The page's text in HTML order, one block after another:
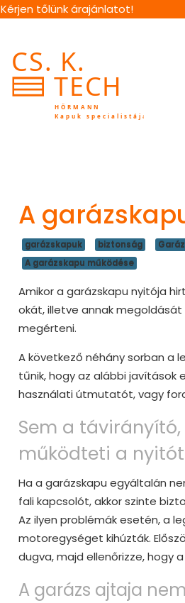
Kérjen tőlünk árajánlatot!
A
garázskapuk biztonság
A garázskapu működése
Amikor a garázskapu nyitója
okát, illetve annak
megérteni.
A következő néhány sorban a
tűnik, hogy az alábbi javítások
használati útmutatót, vagy
Sem a
működteti a nyitót
Ha a garázskapu egyáltalán
fali kapcsolót, akkor szinte
Az ilyen problémák esetén, a
motoregységet kihúzták.
dugva, majd ellenőrizze, hogy
A garázs ajtaja